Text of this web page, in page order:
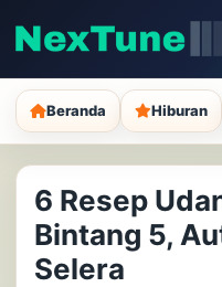
Beranda Hiburan
6 Resep
Bintang 5,
Selera